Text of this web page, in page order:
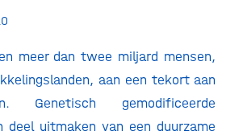
meer dan twee miljard mensen,
aan een tekort aan
Genetisch gemodificeerde
deel uitmaken van een duurzame